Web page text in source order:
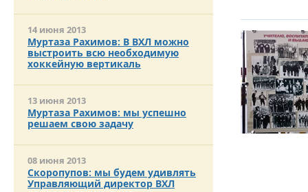
14 июня 2013
Муртаза Рахимов: В ВХЛ можно
выстроить всю необходимую
хоккейную вертикаль
13 июня 2013
Муртаза Рахимов: мы успешно
решаем свою задачу
08 июня 2013
Скоропупов: мы будем удивлять
Управляющий директор ВХЛ